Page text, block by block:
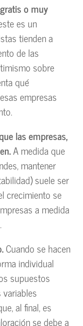
o muy
es un
tienden a
de las
sobre
qué
empresas
las empresas,
A medida que
mantener
suele ser
crecimiento se
a medida
Cuando se hacen
individual
supuestos
al final, es
se debe a